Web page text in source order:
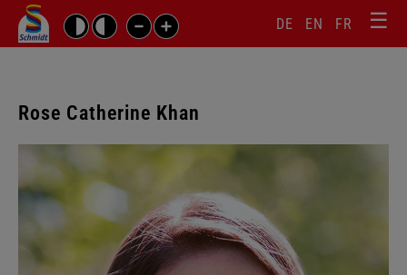
☰
DE EN FR
Suchbegriffe
Rose Catherine Khan